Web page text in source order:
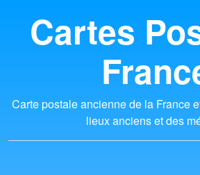
Cartes
Carte postale ancienne de la France
lieux anciens et des